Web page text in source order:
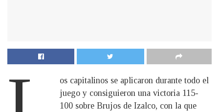
os capitalinos se aplicaron durante todo el
juego y consiguieron una victoria 115-
100 sobre Brujos de Izalco, con la que